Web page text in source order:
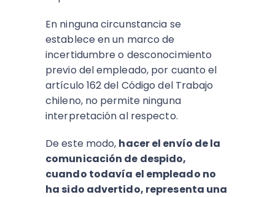
En ninguna circunstancia se
establece en un marco de
incertidumbre o desconocimiento
previo del empleado, por cuanto el
artículo 162 del Código del Trabajo
chileno, no permite ninguna
interpretación al respecto.
De este modo, hacer el envío de la
comunicación de despido,
cuando todavía el empleado no
ha sido advertido, representa una